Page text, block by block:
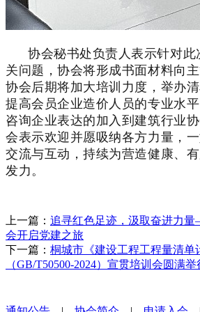
协会秘书处负责人表示针对
关问题，协会将形成书面材料向
协会后期将加大培训力度，举办
提高会员企业造价人员的专业水
咨询企业表达的加入到建筑行业
会表示欢迎并愿吸纳各方力量，
交流与互动，持续为营造健康、
发力。
上一篇： 追寻红色足迹，汲取奋进力
会开启党建之旅
下一篇： 桐城市《建设工程工程量清单
（GB/T50500-2024）宣贯培训会圆满举